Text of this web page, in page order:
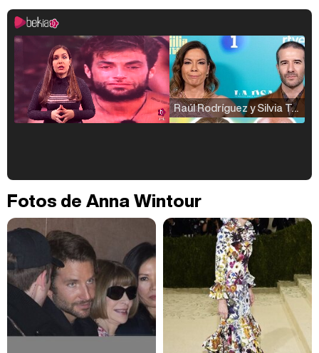
Raúl Rodríguez y Silvia Taulés nos cuentan su papel en 'La familia de la tele'
Carlota Corredera y Javier de Hoyos: "La tele tiene que representar al público también y aquí están todos los perfiles posibles&quo;
Fotos de Anna Wintour